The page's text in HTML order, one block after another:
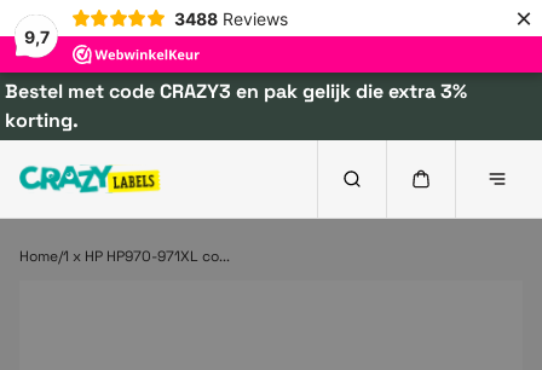
9,7
3488 Reviews ×
Bestel met code CRAZY3 en pak gelijk die extra 3%
korting.
Home 1 x HP HP970-971XL co...